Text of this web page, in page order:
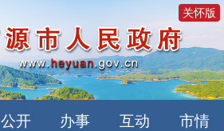
关怀版
公开 办事 互动 市情